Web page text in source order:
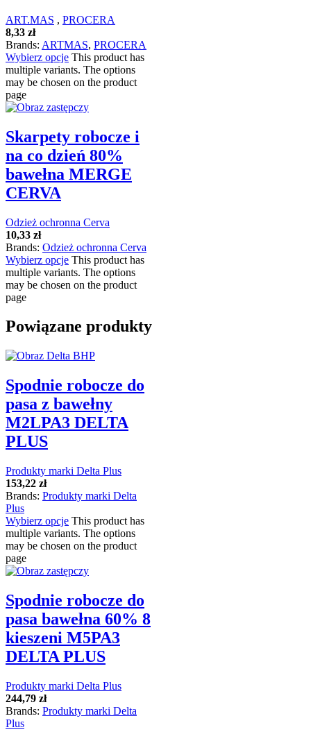
ART.MAS , PROCERA
8,33 zł
Brands: ARTMAS, PROCERA
Wybierz opcje This product has
multiple variants. The options
may be chosen on the product
page
Skarpety robocze i
na co dzień 80%
bawełna MERGE
CERVA
Odzież ochronna Cerva
10,33 zł
Brands: Odzież ochronna Cerva
Wybierz opcje This product has
multiple variants. The options
may be chosen on the product
page
Powiązane produkty
Spodnie robocze do
pasa z bawełny
M2LPA3 DELTA
PLUS
Produkty marki Delta Plus
153,22 zł
Brands: Produkty marki Delta
Plus
Wybierz opcje This product has
multiple variants. The options
may be chosen on the product
page
Spodnie robocze do
pasa bawełna 60% 8
kieszeni M5PA3
DELTA PLUS
Produkty marki Delta Plus
244,79 zł
Brands: Produkty marki Delta
Plus